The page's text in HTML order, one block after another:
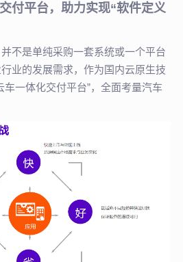
付平台，助力实现“软件定义
不是单纯采购一套系统或一个平台
业的发展需求，作为国内云原生技
车一体化交付平台”，全面考量汽车